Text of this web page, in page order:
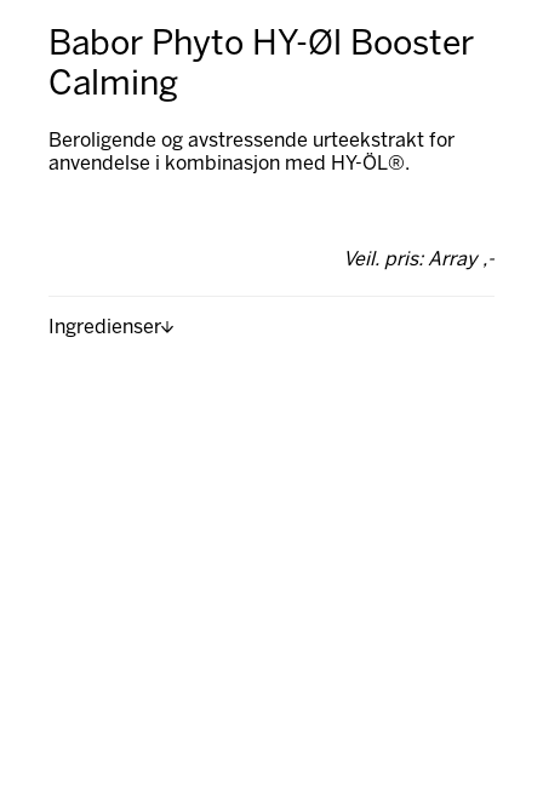
Babor Phyto HY-Øl Booster
Calming
Beroligende og avstressende urteekstrakt for
anvendelse i kombinasjon med HY-ÖL®.
Veil. pris: Array ,-
Ingredienser